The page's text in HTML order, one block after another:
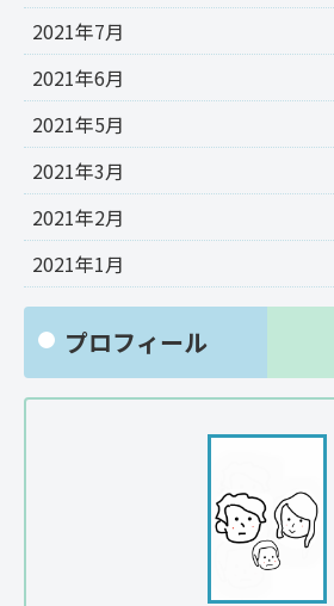
2021年7月
2021年6月
2021年5月
2021年3月
2021年2月
2021年1月
プロフィール